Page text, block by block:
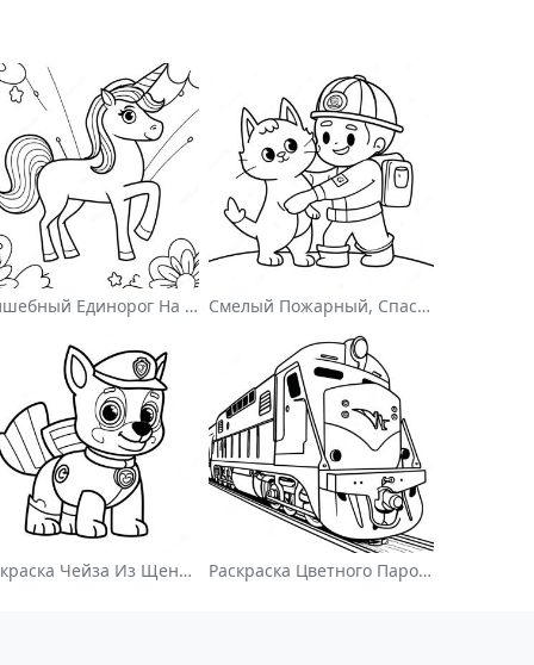
Волшебный Единорог На Раскраске С Радугой Смелый Пожарный, Спасающий Кота Раскраска
Раскраска Чейза Из Щенячьего Патруля Раскраска Цветного Паровоза